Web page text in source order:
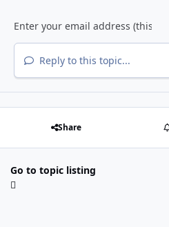
Reply to this topic...
Share
Go to topic listing